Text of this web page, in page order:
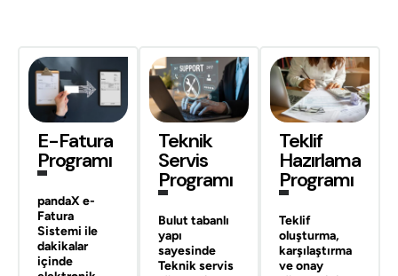
E-Fatura
Programı
pandaX e-
Fatura
Sistemi ile
dakikalar
içinde
Teknik
Servis
Programı
Bulut tabanlı
yapı
sayesinde
Teknik servis
Teklif
Hazırlama
Programı
Teklif
oluşturma,
karşılaştırma
ve onay